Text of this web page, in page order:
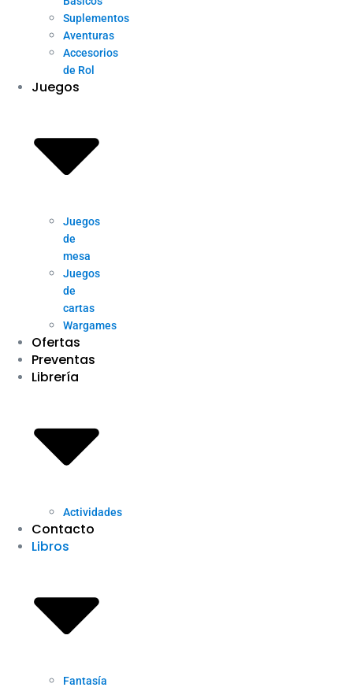
Suplementos
Aventuras
Accesorios
de Rol
Juegos
Juegos
de
mesa
Juegos
de
cartas
Wargames
Ofertas
Preventas
Librería
Actividades
Contacto
Libros
Fantasía